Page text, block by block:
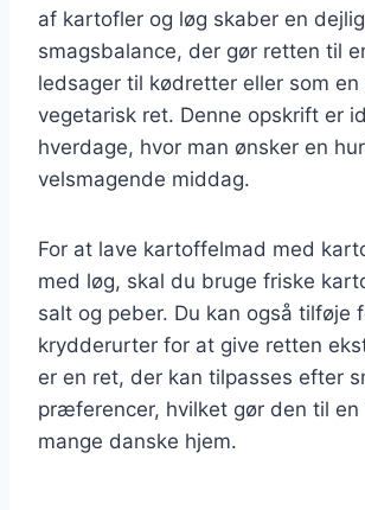
af kartofler og løg skaber en dejlig
smagsbalance, der gør retten til
ledsager til kødretter eller som
vegetarisk ret. Denne opskrift er
hverdage, hvor man ønsker en
velsmagende middag.
For at lave kartoffelmad med
med løg, skal du bruge friske
salt og peber. Du kan også tilføje
krydderurter for at give retten
er en ret, der kan tilpasses efter
præferencer, hvilket gør den til en
mange danske hjem.